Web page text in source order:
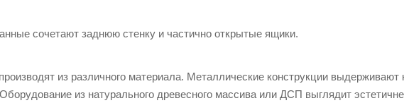
сочетают заднюю стенку и частично открытые ящики.
из различного материала. Металлические конструкции
из натурального древесного массива или ДСП выглядит